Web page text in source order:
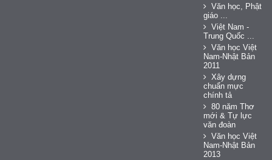
Văn học, Phật
giáo ...
Việt Nam -
Trung Quốc ...
Văn học Việt
Nam-Nhật Bản
2011
Xây dựng
chuẩn mực
chính tả
80 năm Thơ
mới & Tự lực
văn đoàn
Văn học Việt
Nam-Nhật Bản
2013